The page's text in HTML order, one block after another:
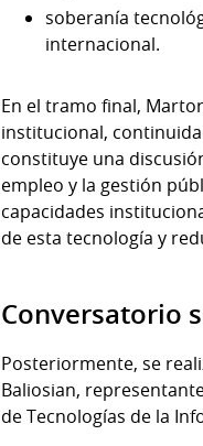
soberanía
internacional.
En el tramo final,
institucional,
constituye una
empleo y la gestión
capacidades
de esta tecnología y
Conversatorio
Posteriormente, se
Baliosian,
de Tecnologías de la